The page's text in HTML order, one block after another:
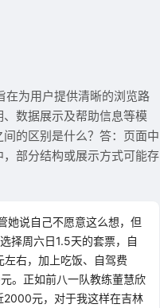
为用户提供清晰的浏览路
数据展示及帮助信息等模
的区别是什么？答：页面中
部分结构或展示方式可能存
她说自己不愿意这么想，但
择周六日1.5天的套票，自
右，加上吃饭、自驾费
。正如前八一队教练董慧欣
2000元，对于我这样在吉林